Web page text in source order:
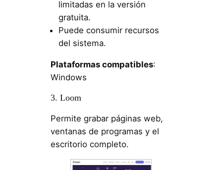
limitadas en la versión
gratuita.
Puede consumir recursos
del sistema.
Plataformas compatibles:
Windows
3. Loom
Permite grabar páginas web,
ventanas de programas y el
escritorio completo.